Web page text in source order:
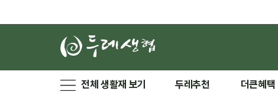
전체 생활재 보기 두레추천 더큰혜택